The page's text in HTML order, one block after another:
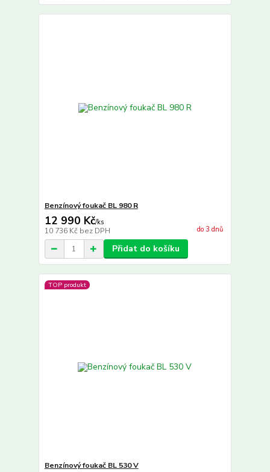
Benzínový foukač BL 980 R
12 990 Kč/ks
10 736 Kč bez DPH do 3 dnů
Přidat do košíku
TOP produkt
Benzínový foukač BL 530 V